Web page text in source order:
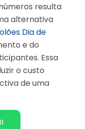
resulta
alternativa
Dia de
e do
Essa
o custo
de uma